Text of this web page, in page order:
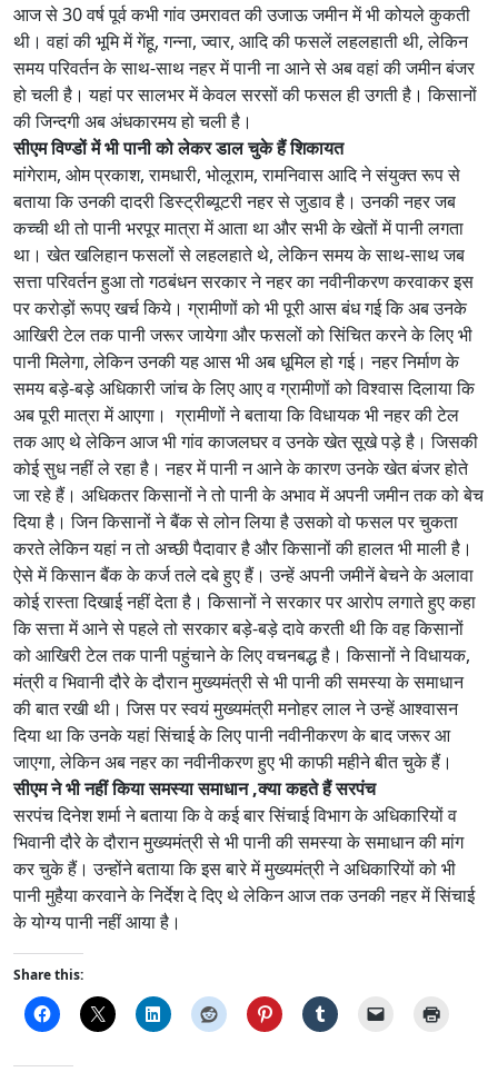
आज से 30 वर्ष पूर्व कभी गांव उमरावत की उजाऊ जमीन में भी कोयले कुकती
थी। वहां की भूमि में गेंहू, गन्ना, ज्वार, आदि की फसलें लहलहाती थी, लेकिन
समय परिवर्तन के साथ-साथ नहर में पानी ना आने से अब वहां की जमीन बंजर
हो चली है। यहां पर सालभर में केवल सरसों की फसल ही उगती है। किसानों
की जिन्दगी अब अंधकारमय हो चली है।
सीएम विण्डों में भी पानी को लेकर डाल चुके हैं शिकायत
मांगेराम, ओम प्रकाश, रामधारी, भोलूराम, रामनिवास आदि ने संयुक्त रूप से
बताया कि उनकी दादरी डिस्ट्रीब्यूटरी नहर से जुडाव है। उनकी नहर जब
कच्ची थी तो पानी भरपूर मात्रा में आता था और सभी के खेतों में पानी लगता
था। खेत खलिहान फसलों से लहलहाते थे, लेकिन समय के साथ-साथ जब
सत्ता परिवर्तन हुआ तो गठबंधन सरकार ने नहर का नवीनीकरण करवाकर इस
पर करोड़ों रूपए खर्च किये। ग्रामीणों को भी पूरी आस बंध गई कि अब उनके
आखिरी टेल तक पानी जरूर जायेगा और फसलों को सिंचित करने के लिए भी
पानी मिलेगा, लेकिन उनकी यह आस भी अब धूमिल हो गई। नहर निर्माण के
समय बड़े-बड़े अधिकारी जांच के लिए आए व ग्रामीणों को विश्वास दिलाया कि
अब पूरी मात्रा में आएगा। ग्रामीणों ने बताया कि विधायक भी नहर की टेल
तक आए थे लेकिन आज भी गांव काजलघर व उनके खेत सूखे पड़े है। जिसकी
कोई सुध नहीं ले रहा है। नहर में पानी न आने के कारण उनके खेत बंजर होते
जा रहे हैं। अधिकतर किसानों ने तो पानी के अभाव में अपनी जमीन तक को बेच
दिया है। जिन किसानों ने बैंक से लोन लिया है उसको वो फसल पर चुकता
करते लेकिन यहां न तो अच्छी पैदावार है और किसानों की हालत भी माली है।
ऐसे में किसान बैंक के कर्ज तले दबे हुए हैं। उन्हें अपनी जमीनें बेचने के अलावा
कोई रास्ता दिखाई नहीं देता है। किसानों ने सरकार पर आरोप लगाते हुए कहा
कि सत्ता में आने से पहले तो सरकार बड़े-बड़े दावे करती थी कि वह किसानों
को आखिरी टेल तक पानी पहुंचाने के लिए वचनबद्ध है। किसानों ने विधायक,
मंत्री व भिवानी दौरे के दौरान मुख्यमंत्री से भी पानी की समस्या के समाधान
की बात रखी थी। जिस पर स्वयं मुख्यमंत्री मनोहर लाल ने उन्हें आश्वासन
दिया था कि उनके यहां सिंचाई के लिए पानी नवीनीकरण के बाद जरूर आ
जाएगा, लेकिन अब नहर का नवीनीकरण हुए भी काफी महीने बीत चुके हैं।
सीएम ने भी नहीं किया समस्या समाधान ,क्या कहते हैं सरपंच
सरपंच दिनेश शर्मा ने बताया कि वे कई बार सिंचाई विभाग के अधिकारियों व
भिवानी दौरे के दौरान मुख्यमंत्री से भी पानी की समस्या के समाधान की मांग
कर चुके हैं। उन्होंने बताया कि इस बारे में मुख्यमंत्री ने अधिकारियों को भी
पानी मुहैया करवाने के निर्देश दे दिए थे लेकिन आज तक उनकी नहर में सिंचाई
के योग्य पानी नहीं आया है।
Share this: